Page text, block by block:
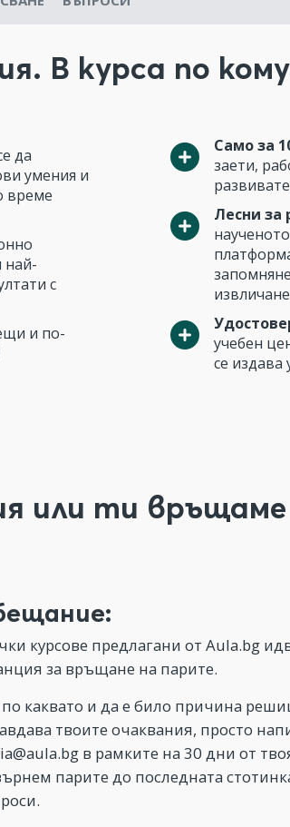
В курса по
да
умения и
време
най-
с
и по-
Само за
заети,
Лесни за
учебен
се издава
или ти
курсове предлагани от Aula.bg
за връщане на парите.
каквато и да е било причина
твоите очаквания, просто
в рамките на 30 дни от
парите до последната